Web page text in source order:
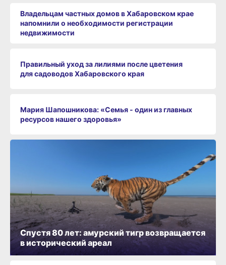
Владельцам частных домов в Хабаровском крае
напомнили о необходимости регистрации
недвижимости
Правильный уход за лилиями после цветения
для садоводов Хабаровского края
Мария Шапошникова: «Семья - один из главных
ресурсов нашего здоровья»
Спустя 80 лет: амурский тигр возвращается
в исторический ареал